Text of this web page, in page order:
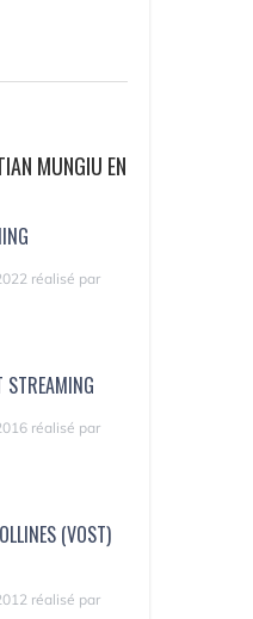
MUNGIU EN
réalisé par
STREAMING
réalisé par
(VOST)
réalisé par